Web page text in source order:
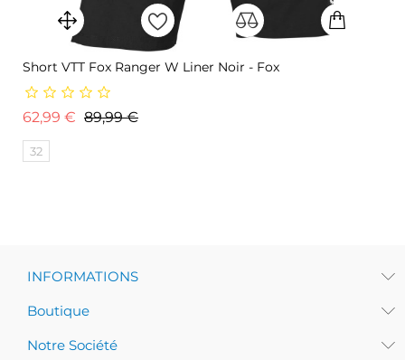
Short VTT Fox Ranger W Liner Noir - Fox
62,99 € Prix de base
89,99 €Prix
32
INFORMATIONS
Boutique
Notre Société